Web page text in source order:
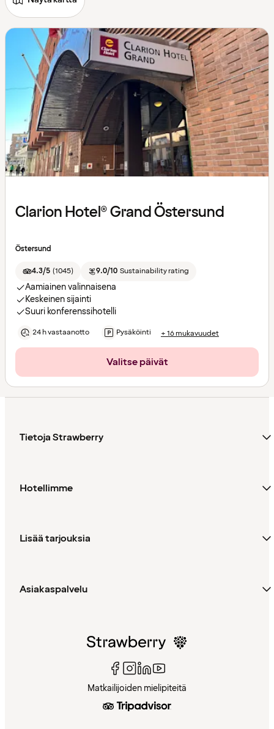
Clarion Hotel® Grand Östersund
Östersund
4.3/5 (1045) 9.0/10 Sustainability rating
Aamiainen valinnaisena
Keskeinen sijainti
Suuri konferenssihotelli
24 h vastaanotto Pysäköinti + 16 mukavuudet
Valitse päivät
Tietoja Strawberry
Hotellimme
Lisää tarjouksia
Asiakaspalvelu
Matkailijoiden mielipiteitä